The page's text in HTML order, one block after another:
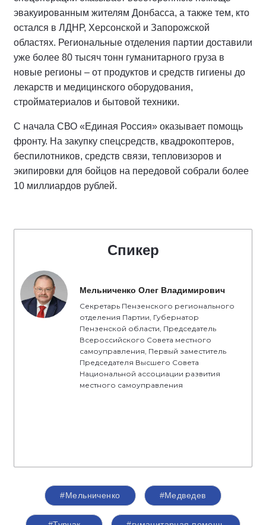
эвакуированным жителям Донбасса, а также тем, кто
остался в ЛДНР, Херсонской и Запорожской
областях. Региональные отделения партии доставили
уже более 80 тысяч тонн гуманитарного груза в
новые регионы – от продуктов и средств гигиены до
лекарств и медицинского оборудования,
стройматериалов и бытовой техники.
С начала СВО «Единая Россия» оказывает помощь
фронту. На закупку спецсредств, квадрокоптеров,
беспилотников, средств связи, тепловизоров и
экипировки для бойцов на передовой собрали более
10 миллиардов рублей.
Спикер
Мельниченко Олег Владимирович
Секретарь Пензенского регионального
отделения Партии, Губернатор
Пензенской области, Председатель
Всероссийского Совета местного
самоуправления, Первый заместитель
Председателя Высшего Совета
Национальной ассоциации развития
местного самоуправления
#Мельниченко #Медведев